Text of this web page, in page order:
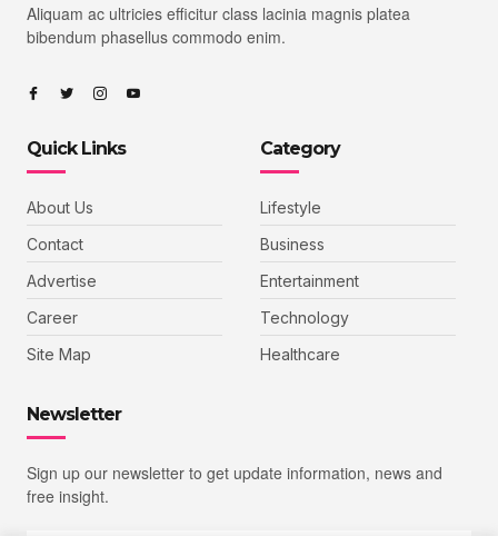
Aliquam ac ultricies efficitur class lacinia magnis platea
bibendum phasellus commodo enim.
Quick Links
About Us
Contact
Advertise
Career
Site Map
Category
Lifestyle
Business
Entertainment
Technology
Healthcare
Newsletter
Sign up our newsletter to get update information, news and
free insight.